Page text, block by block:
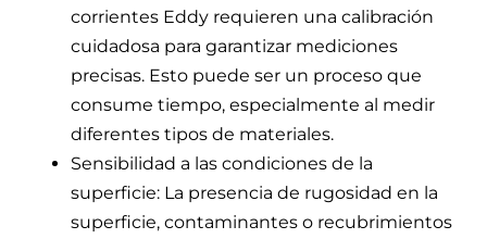
corrientes Eddy requieren una calibración
cuidadosa para garantizar mediciones
precisas. Esto puede ser un proceso que
consume tiempo, especialmente al medir
diferentes tipos de materiales.
Sensibilidad a las condiciones de la
superficie: La presencia de rugosidad en la
superficie, contaminantes o recubrimientos